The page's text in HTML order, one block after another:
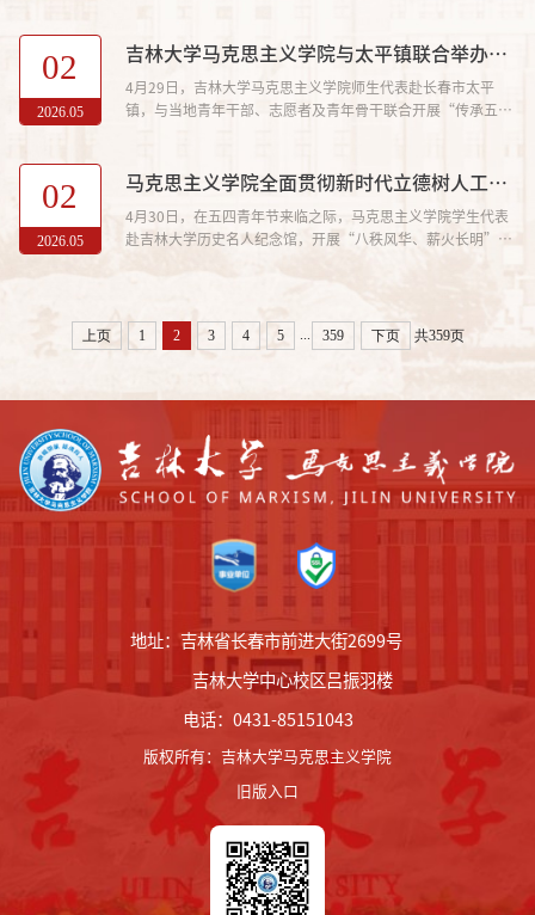
助、彼此包容。旨在通过具体活动引导大家逐步提升自我心理
助到自主独立自助的转变。首轮活动，全体学生被分为若干小
组。在各小组长的组织带...
02
2026.05
吉林大学马克思主义学院与太平镇联合举办校地共建主题活动
4月29日，吉林大学马克思主义学院师生代表赴长春市太平
镇，与当地青年干部、志愿者及青年骨干联合开展“传承五四
任，贡献青春力量。活动开始前，学院师生代表以及当地青年
家重温了革命先辈为民族解放和人民幸福不懈奋斗的光辉历
程。同学们驻足凝视，认真...
02
2026.05
马克思主义学院全面贯彻新时代立德树人工程之主题团日活动（2026年第1期）
4月30日，在五四青年节来临之际，马克思主义学院学生代表
赴吉林大学历史名人纪念馆，开展“八秩风华、薪火长明”主
母校荣光，厚植家国情怀，全面贯彻新时代立德树人工程。抵
林大学的发展历程。按时间脉络，讲述了学校不同发展时期六
位校长的生平事迹与办学贡献。从建校初期的艰苦创业，到发
上页 1 2 3 4 5 359 下页 共359页
地址：吉林省长春市前进大街2699号
吉林大学中心校区吕振羽楼
电话：0431-85151043
版权所有： 吉林大学马克思主义学院
旧版入口